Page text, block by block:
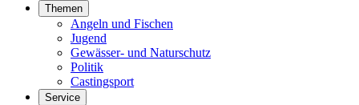
Themen
Angeln und Fischen
Jugend
Gewässer- und Naturschutz
Politik
Castingsport
Service